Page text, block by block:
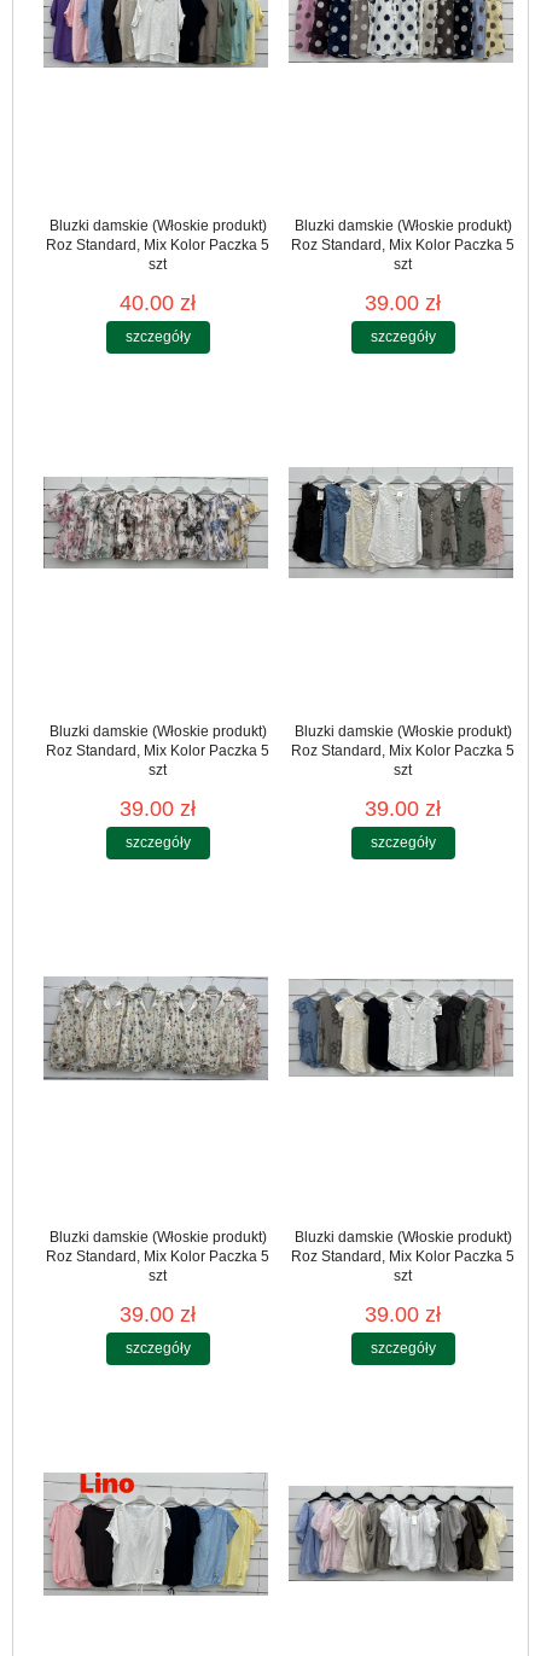
Bluzki damskie (Włoskie produkt)
Roz Standard, Mix Kolor Paczka 5
szt
40.00 zł
szczegóły
Bluzki damskie (Włoskie produkt)
Roz Standard, Mix Kolor Paczka 5
szt
39.00 zł
szczegóły
Bluzki damskie (Włoskie produkt)
Roz Standard, Mix Kolor Paczka 5
szt
39.00 zł
szczegóły
Bluzki damskie (Włoskie produkt)
Roz Standard, Mix Kolor Paczka 5
szt
39.00 zł
szczegóły
Bluzki damskie (Włoskie produkt)
Roz Standard, Mix Kolor Paczka 5
szt
39.00 zł
szczegóły
Bluzki damskie (Włoskie produkt)
Roz Standard, Mix Kolor Paczka 5
szt
39.00 zł
szczegóły